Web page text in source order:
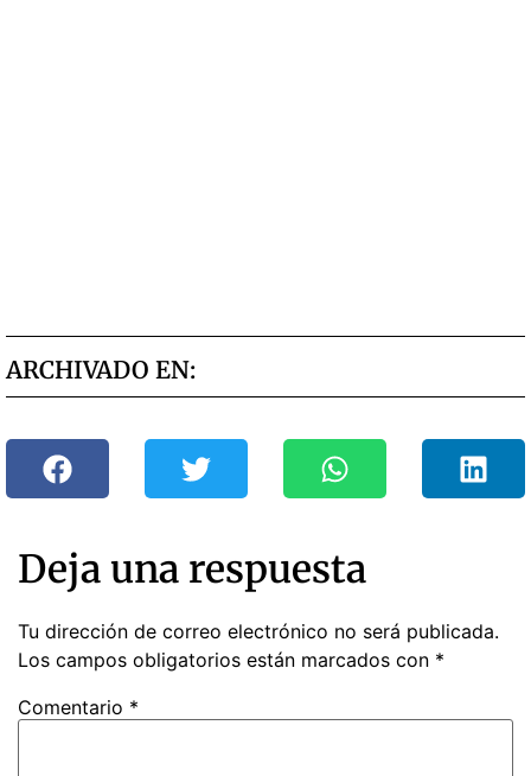
ARCHIVADO EN:
Deja una respuesta
Tu dirección de correo electrónico no será publicada.
Los campos obligatorios están marcados con *
Comentario *